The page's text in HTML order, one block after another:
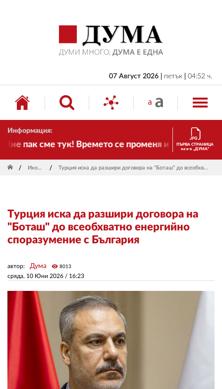
07 Август 2026 петък 04:52 ч.
Информация:
пак сме тук! Времето се променя и налагаПЪРВА СТРАНИЦА
на в-к „ДУМА“
Икономика Турция иска да разшири договора на "Боташ" до всеобхватно енергийно споразумение с България
Турция иска да разшири договора на
"Боташ" до всеобхватно енергийно
споразумение с България
сряда, 10 Юни 2026 / 16:23
автор: Дума visibility 8013
БЪЛГАРИЯ
ИКОНОМИКА
ИЗБОРИ
СВЯТ
ДРУГИ
ЗА НАС
КОНТАКТИ
РЕКЛАМА
АБОНАМЕНТ
УСЛОВИЯ ЗА ПОЛЗВАНЕ
ПОЛИТИКА ЗА БИСКВИТКИТЕ